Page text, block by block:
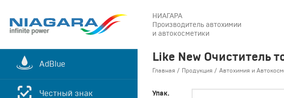
НИАГАРА
Производитель автохимии
и автокосметики
AdBlue
Честный знак
Like New Очиститель
Главная Продукция Автохимия и
Упак.